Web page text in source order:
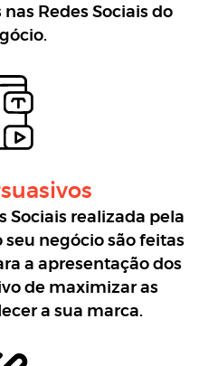
Redes Sociais do
Sociais realizada pela
seu negócio são feitas
a apresentação dos
de maximizar as
a sua marca.